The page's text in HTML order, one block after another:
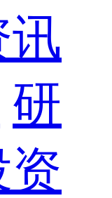
讯
研
资